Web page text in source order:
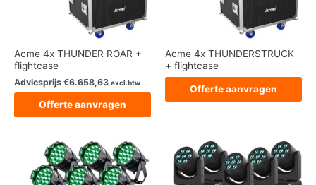
Acme 4x THUNDER ROAR +
flightcase
Adviesprijs €6.658,63 excl.btw
Offerte aanvragen
Acme 4x THUNDERSTRUCK
+ flightcase
Offerte aanvragen